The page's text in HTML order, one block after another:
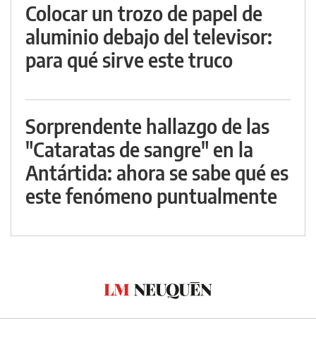
Colocar un trozo de papel de
aluminio debajo del televisor:
para qué sirve este truco
Sorprendente hallazgo de las
"Cataratas de sangre" en la
Antártida: ahora se sabe qué es
este fenómeno puntualmente